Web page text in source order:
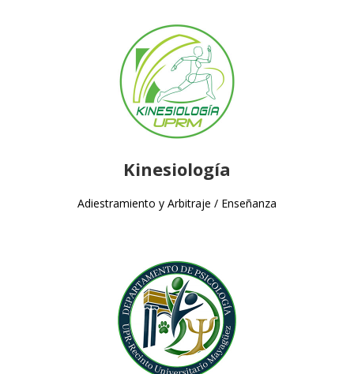
Kinesiología
Adiestramiento y Arbitraje / Enseñanza